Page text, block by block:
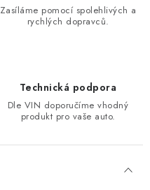
Zasíláme pomocí spolehlivých a
rychlých dopravců.
Technická podpora
Dle VIN doporučíme vhodný
produkt pro vaše auto.